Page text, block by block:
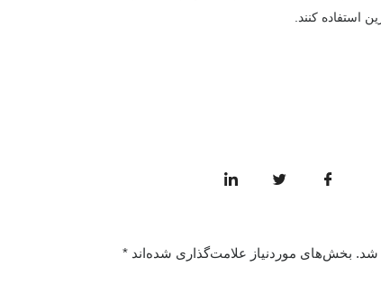
استفاده کنند.
شد. بخش‌های موردنیاز علامت‌گذاری شده‌اند *